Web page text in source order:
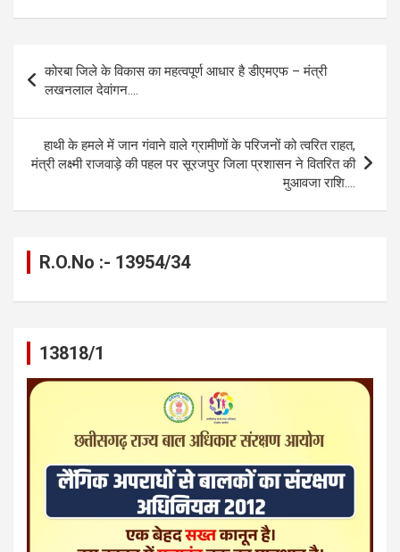
ce
o
o
k
se
n
g
er
at
A
p
p
e
gr
a
m
ail py
n
k
ar
e
Post
navigation
कोरबा जिले के विकास का महत्वपूर्ण आधार है डीएमएफ – मंत्री
लखनलाल देवांगन….
हाथी के हमले में जान गंवाने वाले ग्रामीणों के परिजनों को त्वरित राहत,
मंत्री लक्ष्मी राजवाड़े की पहल पर सूरजपुर जिला प्रशासन ने वितरित की
मुआवजा राशि….
R.O.No :- 13954/34
13818/1